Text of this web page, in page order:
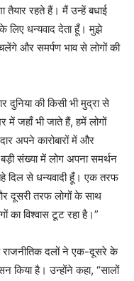
तैयार रहते हैं। मैं उन्हें बधाई
लिए धन्यवाद देता हूँ। मुझे
और समर्पण भाव से लोगों की
दुनिया की किसी भी मुद्रा से
में जहाँ भी जाते हैं, हमें लोगों
अपने कारोबारों में और
संख्या में लोग अपना समर्थन
दिल से धन्यवादी हूँ। एक तरफ
और दूसरी तरफ लोगों के साथ
का विश्वास टूट रहा है।”
राजनीतिक दलों ने एक-दूसरे के
किया है। उन्होंने कहा, “सालों